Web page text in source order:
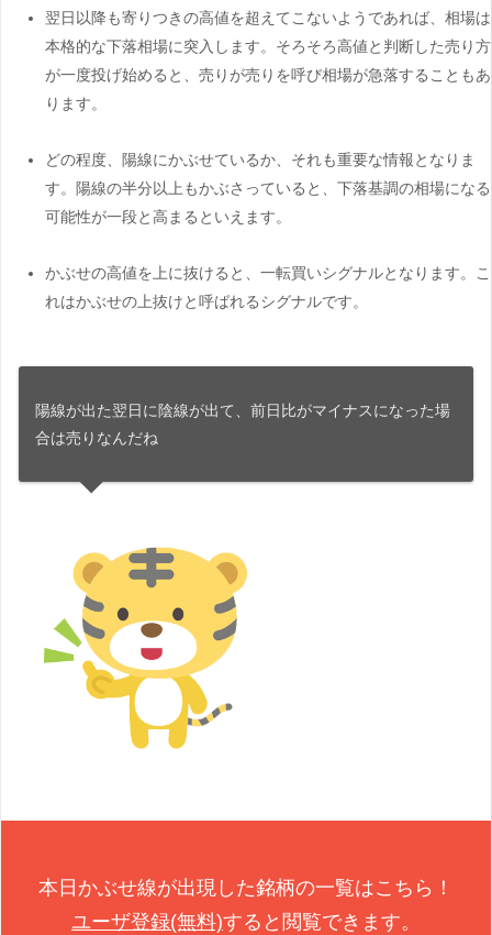
翌日以降も寄りつきの高値を超えてこないようであれば、相場は
本格的な下落相場に突入します。そろそろ高値と判断した売り方
が一度投げ始めると、売りが売りを呼び相場が急落することもあ
ります。
どの程度、陽線にかぶせているか、それも重要な情報となりま
す。陽線の半分以上もかぶさっていると、下落基調の相場になる
可能性が一段と高まるといえます。
かぶせの高値を上に抜けると、一転買いシグナルとなります。こ
れはかぶせの上抜けと呼ばれるシグナルです。
陽線が出た翌日に陰線が出て、前日比がマイナスになった場
合は売りなんだね
本日かぶせ線が出現した銘柄の一覧はこちら！
ユーザ登録(無料)すると閲覧できます。